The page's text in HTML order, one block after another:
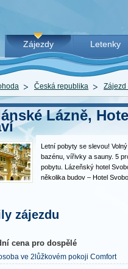
Zájezdy Letenky
Česká republika Zájezd
Lázně,
Letní pobyty se slevou!
bazénu, vířivky a sauny. 5
pobytu. Lázeňský hotel
několika budov – Hotel
jsou budovy propojeny…
zájezdu
cena pro dospělé
ve 2lůžkovém pokoji Comfort